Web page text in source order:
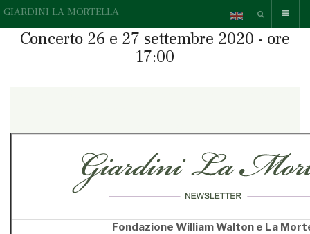
GIARDINI LA MORTELLA
Concerto 26 e 27 settembre 2020 - ore
17:00
Fondazione William Walton e La